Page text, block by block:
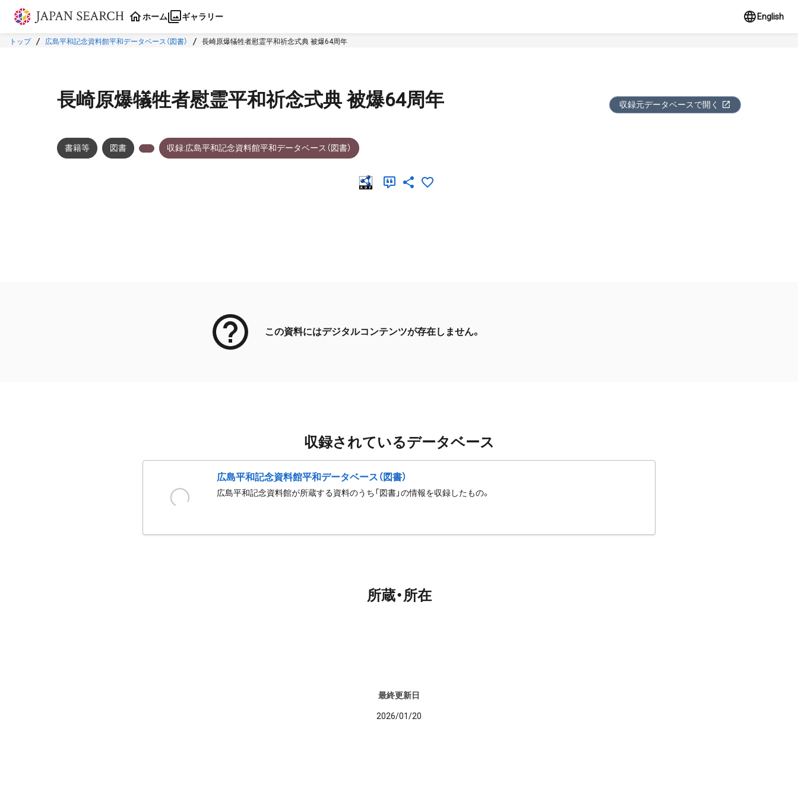
本文に飛ぶ
ホーム ギャラリー English
トップ 広島平和記念資料館平和データベース（図書） 長崎原爆犠牲者慰霊平和祈念式典 被爆64周年
長崎原爆犠牲者慰霊平和祈念式典 被爆64周年 収録元データベースで開く
書籍等 図書 収録:広島平和記念資料館平和データベース（図書）
この資料にはデジタルコンテンツが存在しません。
収録されているデータベース
広島平和記念資料館平和データベース（図書）
広島平和記念資料館が所蔵する資料のうち「図書」の情報を収録したもの。
所蔵・所在
最終更新日
2026/01/20